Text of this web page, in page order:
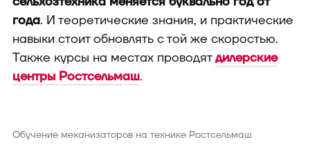
года. И теоретические знания, и практические
навыки стоит обновлять с той же скоростью.
Также курсы на местах проводятдилерские
центры Ростсельмаш.
Обучение механизаторов на технике Ростсельмаш